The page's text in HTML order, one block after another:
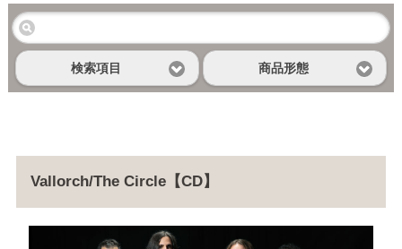
検索項目 商品形態
Vallorch/The Circle【CD】